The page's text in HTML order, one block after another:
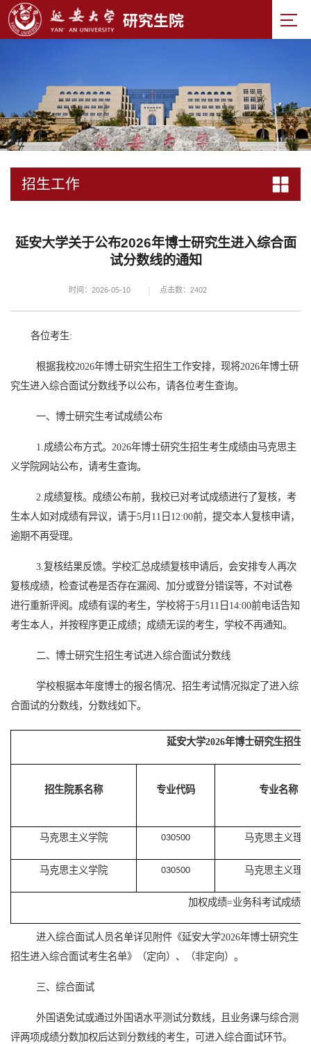
招生工作
延安大学关于公布2026年博士研究生进入综合面
试分数线的通知
时间：2026-05-10 | 点击数：2402
各位考生:
根据我校2026年博士研究生招生工作安排，现将2026年博士研
究生进入综合面试分数线予以公布，请各位考生查询。
一、 博士研究生考试成绩公布
1.成绩公布方式。 2026年博士研究生招生考生成绩由马克思主
义学院网站公布，请考生查询。
2.成绩复核。成绩公布前，我校已对考试成绩进行了复核，考
生本人如对成绩有异议，请于5月 11 日 12:00前，提交本人复核申请，
逾期不再受理。
3.复核结果反馈。学校汇总成绩复核申请后，会安排专人再次
复核成绩，检查试卷是否存在漏阅、加分或登分错误等，不对试卷
进行重新评阅。成绩有误的考生，学校将于5月 11 日 14:00前电话告知
考生本人，并按程序更正成绩；成绩无误的考生，学校不再通知。
二、 博士研究生招生考试进入综合面试分数线
学校根据本年度博士的报名情况、招生考试情况拟定了进入综
合面试的分数线， 分数线如下。
延安大学2026年博士研究生招生
招生院系名称 专业代码 专业名称
马克思主义学院 030500 马克思主义理
马克思主义学院 030500 马克思主义理
加权成绩=业务科考试成绩
进入综合面试人员名单详见附件《延安大学2026年博士研究生
招生进入综合面试考生名单》（定向）、（非定向）。
三、综合面试
外国语免试或通过外国语水平测试分数线，且业务课与综合测
评两项成绩分数加权后达到分数线的考生，可进入综合面试环节。